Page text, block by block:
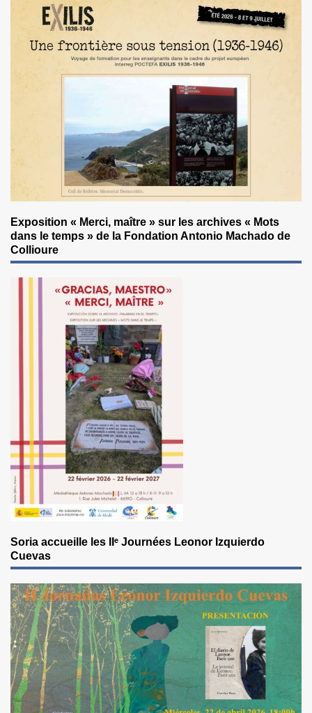
Exposition « Merci, maître » sur les archives « Mots
dans le temps » de la Fondation Antonio Machado de
Collioure
Soria accueille les IIᵉ Journées Leonor Izquierdo
Cuevas